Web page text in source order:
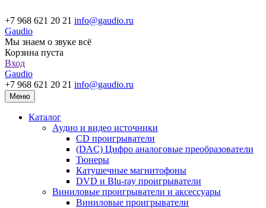
+7 968 621 20 21 info@gaudio.ru
Gaudio
Мы знаем о звуке всё
Корзина пуста
Вход
Gaudio
+7 968 621 20 21 info@gaudio.ru
Меню
Каталог
Аудио и видео источники
CD проигрыватели
(DAC) Цифро аналоговые преобразователи
Тюнеры
Катушечные магнитофоны
DVD и Blu-ray проигрыватели
Виниловые проигрыватели и аксессуары
Виниловые проигрыватели